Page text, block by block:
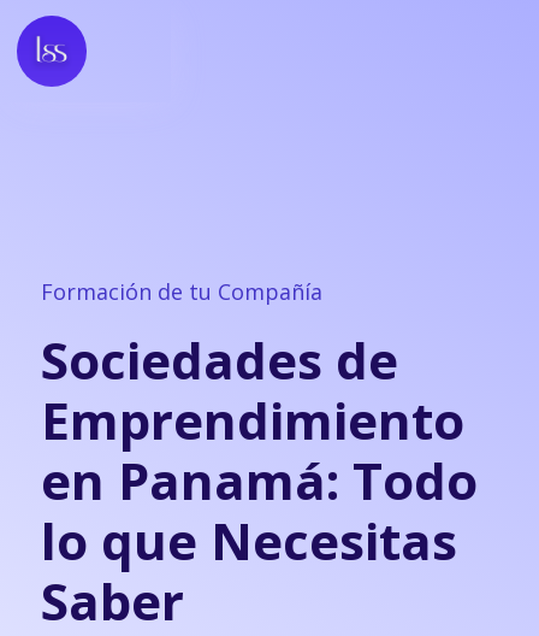
Formación de tu Compañía
Sociedades de
Emprendimiento
en Panamá: Todo
lo que Necesitas
Saber